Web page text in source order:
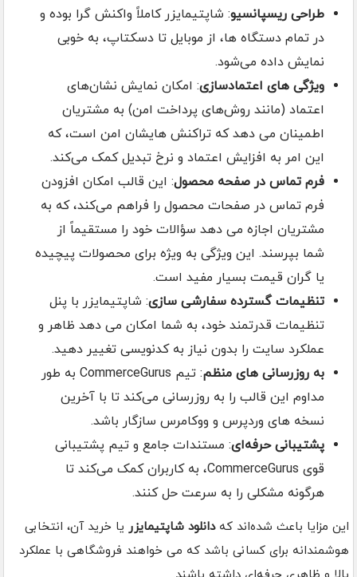
طراحی ریسپانسیو: شاپتیمایزر کاملاً واکنش گرا بوده و
در تمام دستگاه ها، از موبایل تا دسکتاپ، به خوبی
نمایش داده می‌شود.
ویژگی های اعتمادسازی: امکان نمایش نشان‌های
اعتماد (مانند روش‌های پرداخت امن) به مشتریان
اطمینان می دهد که تراکنش هایشان امن است، که
این امر به افزایش اعتماد و نرخ تبدیل کمک می‌کند.
فرم تماس در صفحه محصول: این قالب امکان افزودن
فرم تماس در صفحات محصول را فراهم می‌کند، که به
مشتریان اجازه می دهد سؤالات خود را مستقیماً از
شما بپرسند. این ویژگی به ویژه برای محصولات پیچیده
یا گران قیمت بسیار مفید است.
تنظیمات گسترده سفارشی سازی: شاپتیمایزر با پنل
تنظیمات قدرتمند خود، به شما امکان می دهد ظاهر و
عملکرد سایت را بدون نیاز به کدنویسی تغییر دهید.
به روزرسانی های منظم
: تیم CommerceGurus به طور
مداوم این قالب را به روزرسانی می‌کند تا با آخرین
نسخه های وردپرس و ووکامرس سازگار باشد.
پشتیبانی حرفه‌ای: مستندات جامع و تیم پشتیبانی
قوی CommerceGurus، به کاربران کمک می‌کند تا
هرگونه مشکلی را به سرعت حل کنند.
این مزایا باعث شده‌اند کهدانلود شاپتیمایزر یا خرید آن، انتخابی
هوشمندانه برای کسانی باشد که می خواهند فروشگاهی با عملکرد